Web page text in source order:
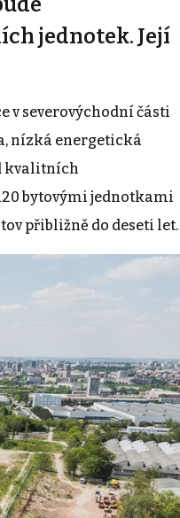
jednotek. Její
v severovýchodní části
nízká energetická
kvalitních
bytovými jednotkami
přibližně do deseti let.